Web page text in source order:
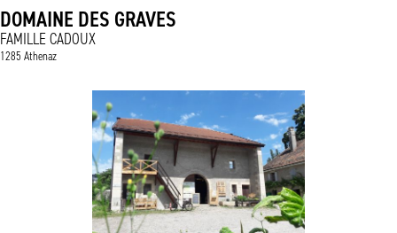
DOMAINE DES GRAVES
FAMILLE CADOUX
1285 Athenaz